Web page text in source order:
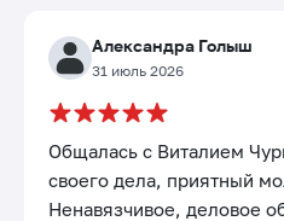
Александра Голыш
31 июль 2026
Общалась с Виталием
своего дела, приятный
Ненавязчивое, деловое